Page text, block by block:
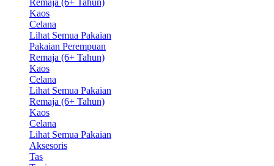
Kaos
Celana
Lihat Semua Pakaian
Pakaian Perempuan
Remaja (6+ Tahun)
Kaos
Celana
Lihat Semua Pakaian
Remaja (6+ Tahun)
Kaos
Celana
Lihat Semua Pakaian
Aksesoris
Tas